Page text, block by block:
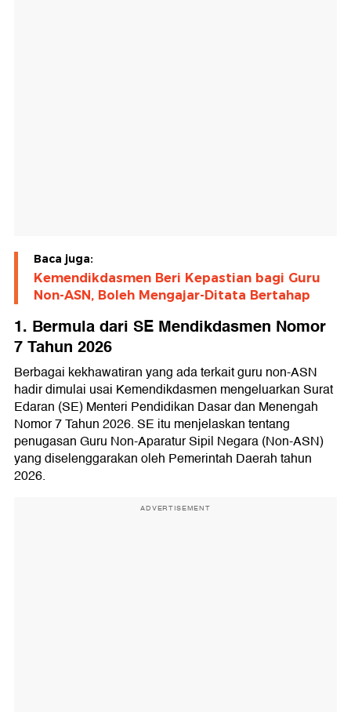
Baca juga:
Kemendikdasmen Beri Kepastian bagi Guru
Non-ASN, Boleh Mengajar-Ditata Bertahap
1. Bermula dari SE Mendikdasmen Nomor
7 Tahun 2026
Berbagai kekhawatiran yang ada terkait guru non-ASN
hadir dimulai usai Kemendikdasmen mengeluarkan Surat
Edaran (SE) Menteri Pendidikan Dasar dan Menengah
Nomor 7 Tahun 2026. SE itu menjelaskan tentang
penugasan Guru Non-Aparatur Sipil Negara (Non-ASN)
yang diselenggarakan oleh Pemerintah Daerah tahun
2026.
ADVERTISEMENT